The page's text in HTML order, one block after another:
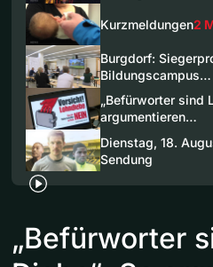
Kurzmeldungen2
Burgdorf:
Bildungscampus…
„Befürworter sind
argumentieren…
Dienstag, 18.
Sendung
„Befürworter